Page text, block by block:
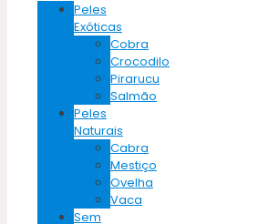
Peles
Exóticas
Cobra
Crocodilo
Pirarucu
Salmão
Peles
Naturais
Cabra
Mestiço
Ovelha
Vaca
Sem